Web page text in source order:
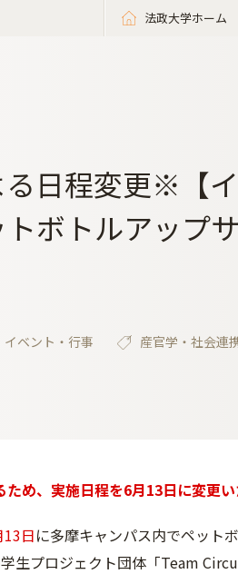
法政大学ホーム
日程変更※【
ボトルアップ
イベント・行事 産官学・社会連
め、実施日程を6月13日に変更い
日に多摩キャンパス内でペット
生プロジェクト団体「Team